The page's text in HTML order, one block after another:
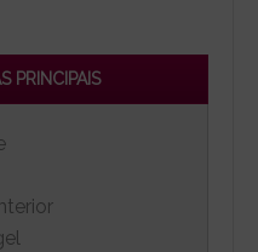
PRINCIPAIS